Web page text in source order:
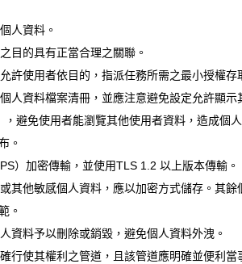
人資料。
目的具有正當合理之關聯。
使用者依目的，指派任務所需之最小授權存
人資料檔案清冊，並應注意避免設定允許顯示
避免使用者能瀏覽其他使用者資料，造成個人
。
）加密傳輸，並使用TLS 1.2 以上版本傳輸。
其他敏感個人資料，應以加密方式儲存。其餘
。
資料予以刪除或銷毀，避免個人資料外洩。
使其權利之管道，且該管道應明確並便利當